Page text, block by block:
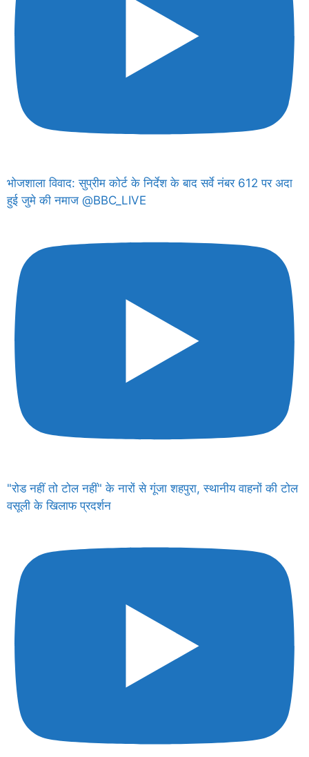
भोजशाला विवाद: सुप्रीम कोर्ट के निर्देश के बाद सर्वे नंबर 612 पर अदा
हुई जुमे की नमाज @BBC_LIVE
"रोड नहीं तो टोल नहीं" के नारों से गूंजा शहपुरा, स्थानीय वाहनों की टोल
वसूली के खिलाफ प्रदर्शन